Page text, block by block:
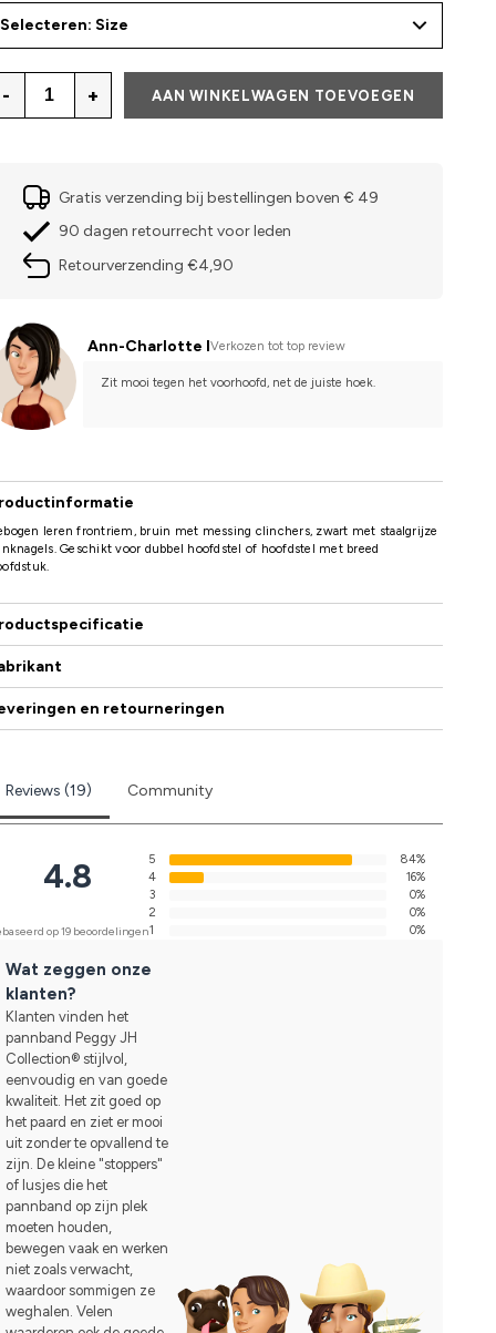
Selecteren: Size
- + AAN WINKELWAGEN TOEVOEGEN
Gratis verzending bij bestellingen boven € 49
90 dagen retourrecht voor leden
Retourverzending €4,90
Ann-Charlotte IVerkozen tot top review
Zit mooi tegen het voorhoofd, net de juiste hoek.
leren frontriem, bruin met messing clinchers, zwart met staalgrijze
Geschikt voor dubbel hoofdstel of hoofdstel met breed
en retourneringen
Reviews (19) Community
4.8
op 19 beoordelingen
5
84%
4
16%
3
0%
2
0%
1
0%
Wat zeggen onze
klanten?
Klanten vinden het
pannband Peggy JH
Collection® stijlvol,
eenvoudig en van goede
kwaliteit. Het zit goed op
het paard en ziet er mooi
uit zonder te opvallend te
zijn. De kleine "stoppers"
of lusjes die het
pannband op zijn plek
moeten houden,
bewegen vaak en werken
niet zoals verwacht,
waardoor sommigen ze
weghalen. Velen